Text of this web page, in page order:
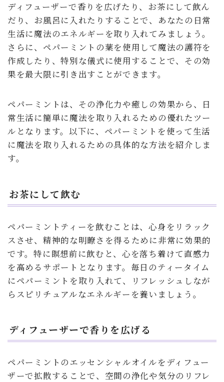
ディフューザーで香りを広げたり、お茶にして飲ん
だり、お風呂に入れたりすることで、あなたの日常
生活に魔法のエネルギーを取り入れてみましょう。
さらに、ペパーミントの葉を使用して魔法の護符を
作成したり、特別な儀式に使用することで、その効
果を最大限に引き出すことができます。
ペパーミントは、その浄化力や癒しの効果から、日
常生活に簡単に魔法を取り入れるための優れたツー
ルとなります。以下に、ペパーミントを使って生活
に魔法を取り入れるための具体的な方法を紹介しま
す。
お茶にして飲む
ペパーミントティーを飲むことは、心身をリラック
スさせ、精神的な明瞭さを得るために非常に効果的
です。特に瞑想前に飲むと、心を落ち着けて直感力
を高めるサポートとなります。毎日のティータイム
にペパーミントを取り入れて、リフレッシュしなが
らスピリチュアルなエネルギーを養いましょう。
ディフューザーで香りを広げる
ペパーミントのエッセンシャルオイルをディフュー
ザーで拡散することで、空間の浄化や気分のリフレ